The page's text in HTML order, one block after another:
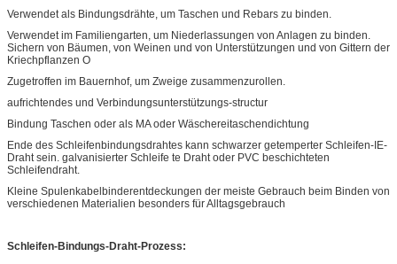
Verwendet als Bindungsdrähte, um Taschen und Rebars zu binden.
Verwendet im Familiengarten, um Niederlassungen von Anlagen zu binden.
Sichern von Bäumen, von Weinen und von Unterstützungen und von Gittern der
Kriechpflanzen O
Zugetroffen im Bauernhof, um Zweige zusammenzurollen.
aufrichtendes und Verbindungsunterstützungs-structur
Bindung Taschen oder als MA oder Wäschereitaschendichtung
Ende des Schleifenbindungsdrahtes kann schwarzer getemperter Schleifen-IE-
Draht sein. galvanisierter Schleife te Draht oder PVC beschichteten
Schleifendraht.
Kleine Spulenkabelbinderentdeckungen der meiste Gebrauch beim Binden von
verschiedenen Materialien besonders für Alltagsgebrauch
Schleifen-Bindungs-Draht-Prozess: